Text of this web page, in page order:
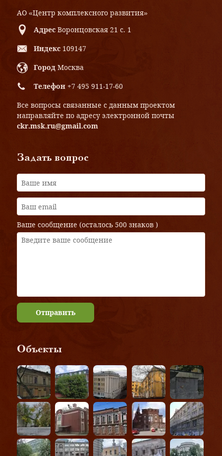
АО «Центр комплексного развития»
Адрес Воронцовская 21 с. 1
Индекс 109147
Город Москва
Телефон +7 495 911-17-60
Все вопросы связанные с данным проектом
направляйте по адресу электронной почты
ckr.msk.ru@gmail.com
Задать вопрос
Ваше сообщение (осталось 500 знаков )
Отправить
Объекты